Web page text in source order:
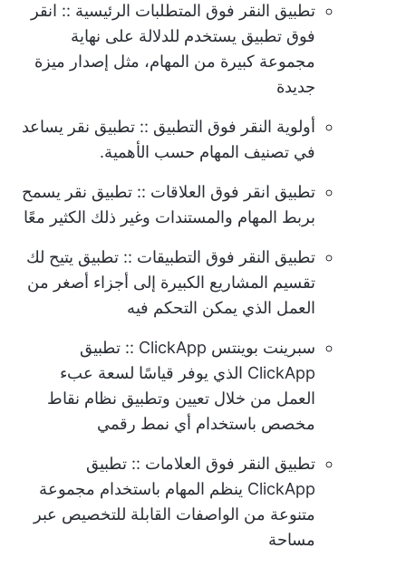
تطبيق النقر فوق المتطلبات الرئيسية :: انقر
فوق تطبيق يستخدم للدلالة على نهاية
مجموعة كبيرة من المهام، مثل إصدار ميزة
جديدة
أولوية النقر فوق التطبيق :: تطبيق نقر يساعد
في تصنيف المهام حسب الأهمية.
تطبيق انقر فوق العلاقات :: تطبيق نقر يسمح
بربط المهام والمستندات وغير ذلك الكثير معًا
تطبيق النقر فوق التطبيقات :: تطبيق يتيح لك
تقسيم المشاريع الكبيرة إلى أجزاء أصغر من
العمل الذي يمكن التحكم فيه
سبرينت بوينتس ClickApp
:: تطبيق
ClickApp الذي يوفر قياسًا لسعة عبء
العمل من خلال تعيين وتطبيق نظام نقاط
مخصص باستخدام أي نمط رقمي
تطبيق النقر فوق العلامات :: تطبيق
ClickApp ينظم المهام باستخدام مجموعة
متنوعة من الواصفات القابلة للتخصيص عبر
مساحة